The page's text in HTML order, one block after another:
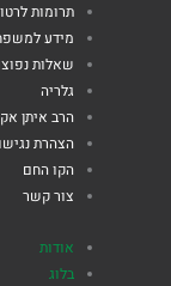
תרומות לרטורנו
מידע למשפחות
שאלות נפוצות
גלריה
הרב איתן אקשטיין
הצהרת נגישות
הקו החם
צור קשר
אודות
בלוג